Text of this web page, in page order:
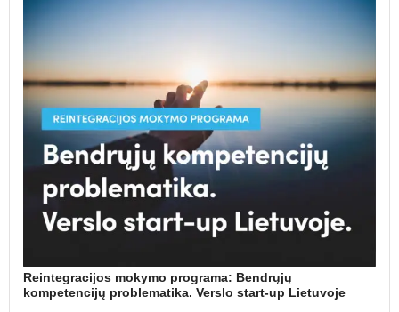
Reintegracijos mokymo programa: Bendrųjų
kompetencijų problematika. Verslo start-up Lietuvoje